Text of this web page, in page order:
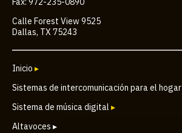
Calle Forest View 9525
Dallas, TX 75243
Inicio ▸
Sistemas de intercomunicación para el hogar
Sistema de música digital ▸
Altavoces ▸